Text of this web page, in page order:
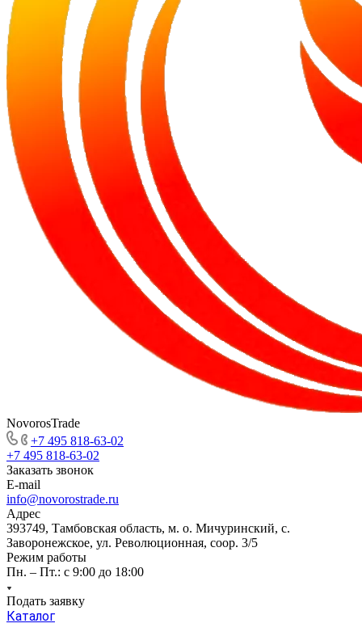
NovorosTrade
+7 495 818-63-02
+7 495 818-63-02
Заказать звонок
E-mail
info@novorostrade.ru
Адрес
393749, Тамбовская область, м. о. Мичуринский, с.
Заворонежское, ул. Революционная, соор. 3/5
Режим работы
Пн. – Пт.: с 9:00 до 18:00
Подать заявку
Каталог